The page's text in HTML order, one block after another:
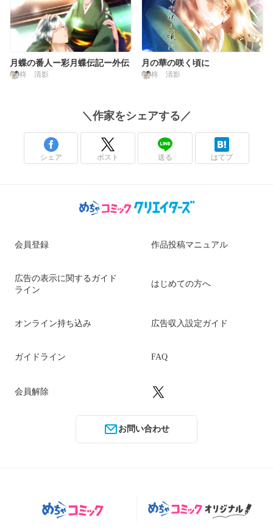
月蝶の番人ー彩月蝶伝記ー外伝
柊 清影
月の華の咲く頃に
柊 清影
＼ 作家をシェアする／
シェア ポスト 送る はてブ
会員登録 作品投稿マニュアル
広告の表示に関するガイド
ライン
はじめての方へ
オンライン持ち込み 広告収入設定ガイド
ガイドライン FAQ
会員解除
お問い合わせ